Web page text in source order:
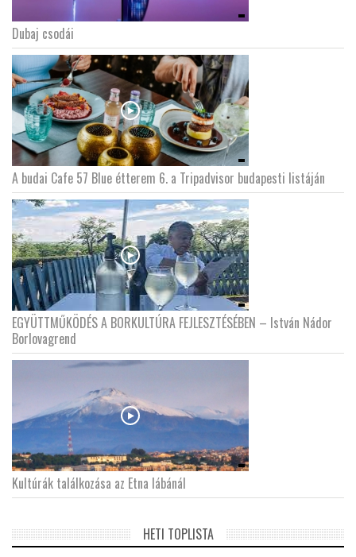
Dubaj csodái
A budai Cafe 57 Blue étterem 6. a Tripadvisor budapesti listáján
EGYÜTTMŰKÖDÉS A BORKULTÚRA FEJLESZTÉSÉBEN – István Nádor
Borlovagrend
Kultúrák találkozása az Etna lábánál
HETI TOPLISTA